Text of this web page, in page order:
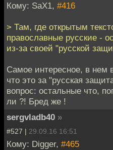
Кому: SaX1, #416
> Там, где открытым
православные русские -
из-за своей "русской
Самое интересное, в нем
что это за "русская
вопрос: остальные что,
ли ?! Бред же !
sergvladb40 »
#527 | 29.09.16 16:51
Кому: Digger, #465